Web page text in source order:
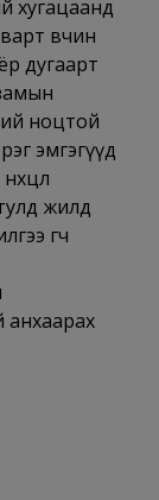
хугацаанд
өвчин
дугаарт
ноцтой
эмгэгүүд
жилд
өгч
анхаарах